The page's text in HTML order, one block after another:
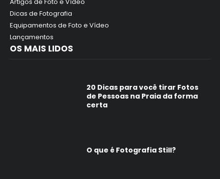
Dicas de Fotografia
Equipamentos de Foto e Vídeo
Lançamentos
OS MAIS LIDOS
20 Dicas para você tirar Fotos
de Pessoas na Praia da forma
certa
O que é Fotografia Still?